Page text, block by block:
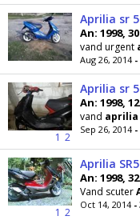
Aprilia sr
An: 1998,
vand urgent
Aug 26, 2014 -
1 2
Aprilia sr
An: 1998,
vand aprilia
Sep 26, 2014 -
1 2
An: 1998,
Vand scuter
Oct 14, 2014 -